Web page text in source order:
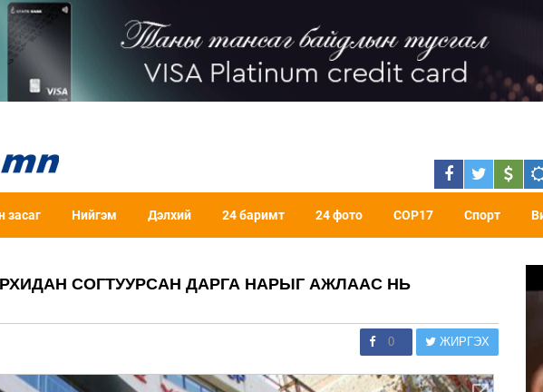
засаг Нийгэм Дэлхий 24 баримт 24 фото COP17 Спорт
СОГТУУРСАН ДАРГА НАРЫГ АЖЛААС НЬ
0 ЖИРГЭХ